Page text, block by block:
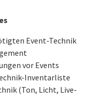
Event-Technik
vor Events
Inventarliste
(Ton, Licht, Live-